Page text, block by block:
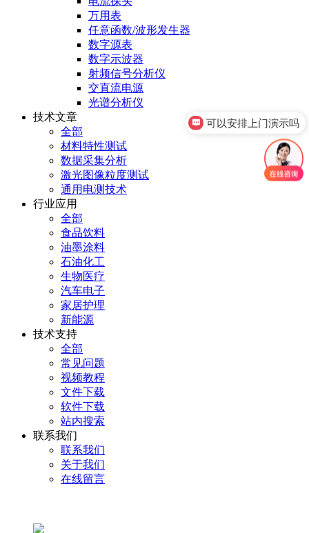
万用表
任意函数/波形发生器
数字源表
数字示波器
射频信号分析仪
交直流电源
光谱分析仪
技术文章
全部
材料特性测试
数据采集分析
激光图像粒度测试
通用电测技术
行业应用
全部
食品饮料
油墨涂料
石油化工
生物医疗
汽车电子
家居护理
新能源
技术支持
全部
常见问题
视频教程
文件下载
软件下载
站内搜索
联系我们
联系我们
关于我们
在线留言
可以安排上门演示吗